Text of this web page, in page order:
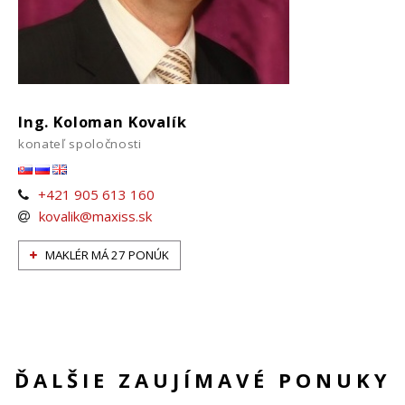
Ing. Koloman Kovalík
konateľ spoločnosti
+421 905 613 160
kovalik@maxiss.sk
MAKLÉR MÁ 27 PONÚK
ĎALŠIE ZAUJÍMAVÉ PONUKY